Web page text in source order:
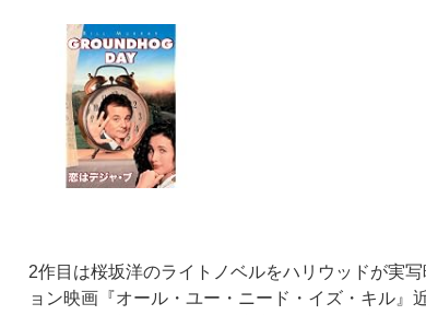
2作目は桜坂洋のライトノベルをハリウッドが実
ョン映画『オール・ユー・ニード・イズ・キル』